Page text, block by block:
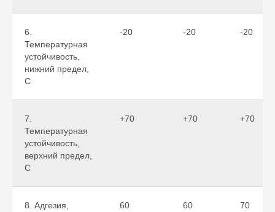
6.
Температурная
устойчивость,
нижний предел,
С
-20 -20 -20
7.
Температурная
устойчивость,
верхний предел,
С
+70 +70 +70
8. Адгезия,
60 60 70